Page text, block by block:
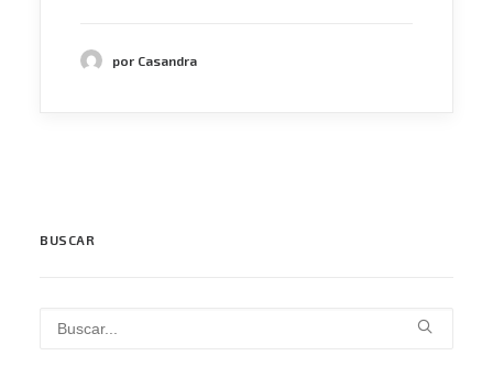
por Casandra
BUSCAR